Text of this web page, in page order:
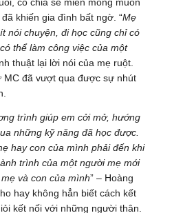
cô chia sẻ miền mong muốn
khiến gia đình bất ngờ. “Mẹ
nói chuyện, đi học cũng chỉ có
thể làm công việc của một
thuật lại lời nói của mẹ ruột.
MC đã vượt qua được sự nhút
trình giúp em cởi mở, hướng
những kỹ năng đã học được.
hay con của mình phải đến khi
trình của một người mẹ mới
và con của mình” – Hoàng
hay không hẳn biết cách kết
kết nối với những người thân.